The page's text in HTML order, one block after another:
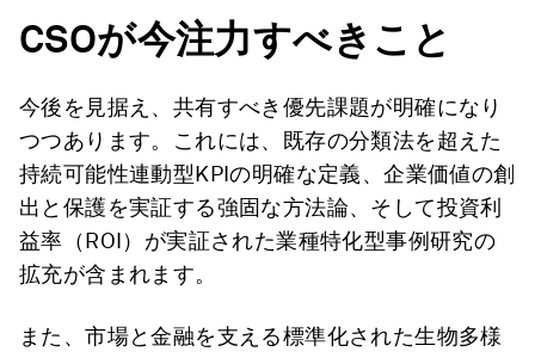
CSOが今注力すべきこと
今後を見据え、共有すべき優先課題が明確になり
つつあります。これには、既存の分類法を超えた
持続可能性連動型KPIの明確な定義、企業価値の創
出と保護を実証する強固な方法論、そして投資利
益率（ROI）が実証された業種特化型事例研究の
拡充が含まれます。
また、市場と金融を支える標準化された生物多様